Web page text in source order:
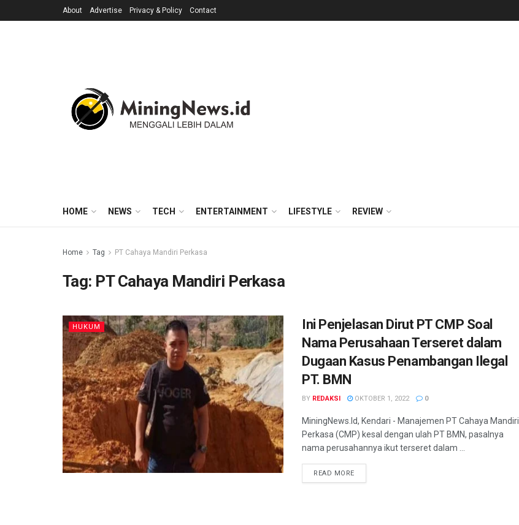
About Advertise Privacy & Policy Contact
HOME NEWS TECH ENTERTAINMENT LIFESTYLE REVIEW
Home Tag PT Cahaya Mandiri Perkasa
Tag: PT Cahaya Mandiri Perkasa
HUKUM
Ini Penjelasan Dirut PT CMP Soal
Nama Perusahaan Terseret dalam
Dugaan Kasus Penambangan Ilegal
PT. BMN
BY REDAKSI OKTOBER 1, 2022 0
MiningNews.Id, Kendari - Manajemen PT Cahaya Mandiri
Perkasa (CMP) kesal dengan ulah PT BMN, pasalnya
nama perusahannya ikut terseret dalam ...
READ MORE